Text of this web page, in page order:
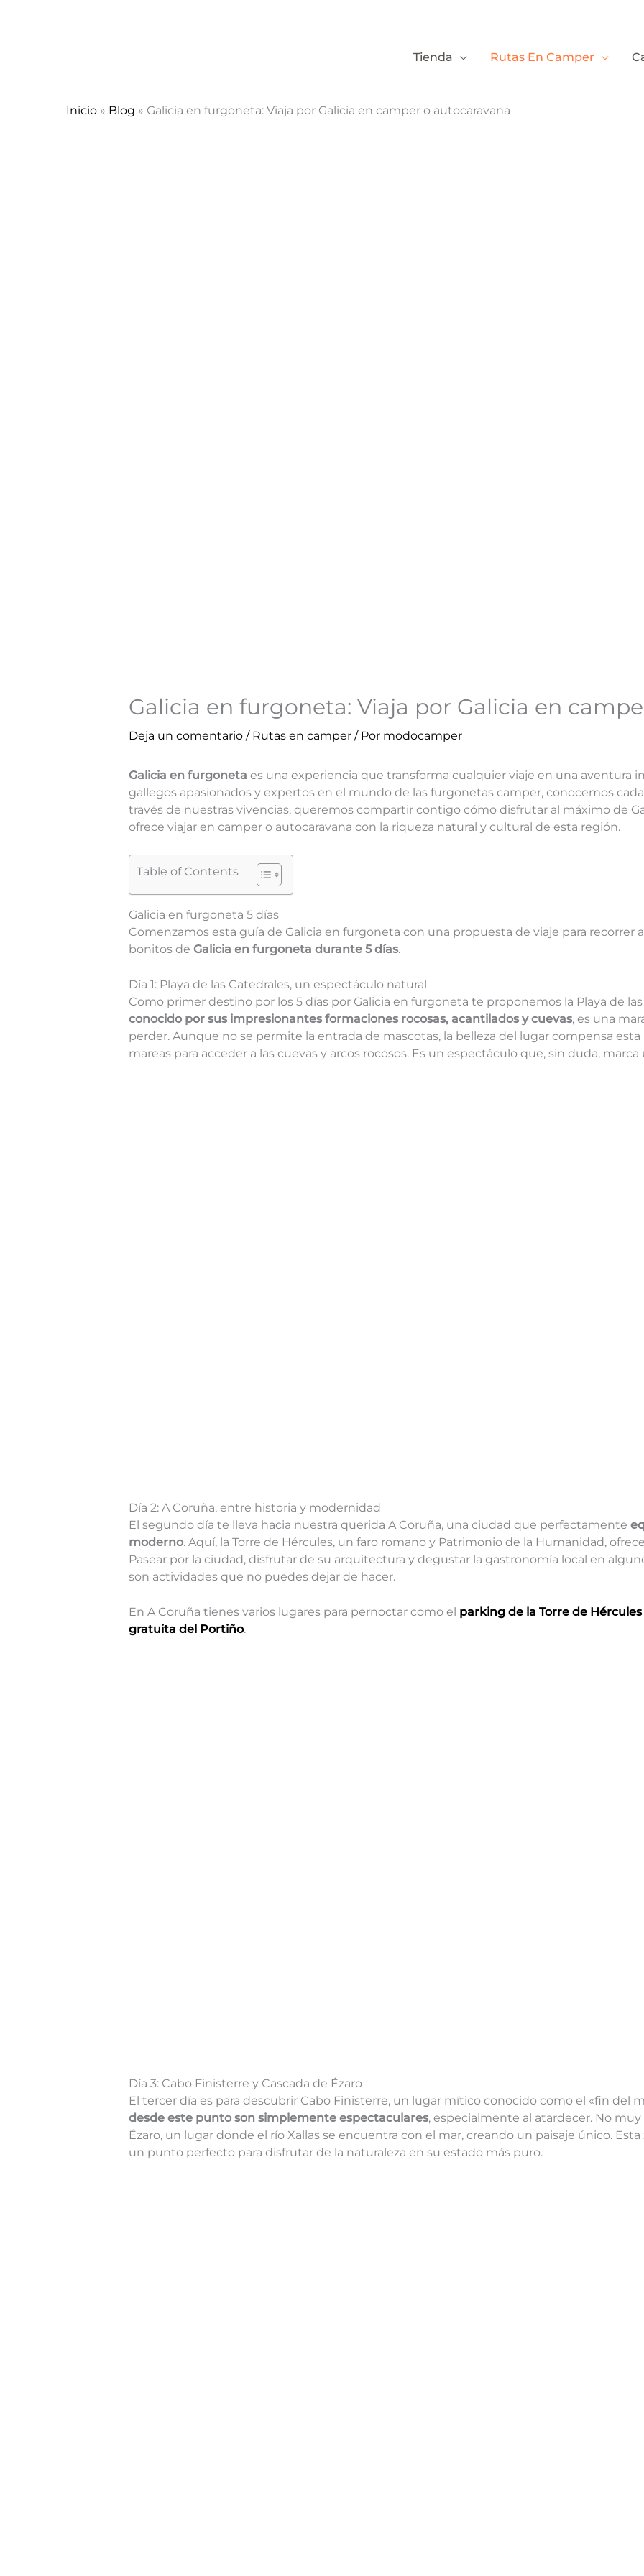
Tienda
Rutas En Camper
Inicio » Blog » Galicia en furgoneta: Viaja por Galicia en camper o autocaravana
Galicia en furgoneta: Viaja por Galicia en
Deja un comentario / Rutas en camper/ Por modocamper
Galicia en furgoneta es una experiencia que transforma cualquier viaje en una aventura
gallegos apasionados y expertos en el mundo de las furgonetas camper, conocemos
través de nuestras vivencias, queremos compartir contigo cómo disfrutar al máximo de
ofrece viajar en camper o autocaravana con la riqueza natural y cultural de esta región.
Table of Contents
Galicia en furgoneta 5 días
Comenzamos esta guía de Galicia en furgoneta con una propuesta de viaje para recorrer
bonitos de Galicia en furgoneta durante 5 días.
Día 1: Playa de las Catedrales, un espectáculo natural
Como primer destino por los 5 días por Galicia en furgoneta te proponemos la Playa de
conocido por sus impresionantes formaciones rocosas, acantilados y cuevas, es una
perder. Aunque no se permite la entrada de mascotas, la belleza del lugar compensa esta
mareas para acceder a las cuevas y arcos rocosos. Es un espectáculo que, sin duda,
Día 2: A Coruña, entre historia y modernidad
El segundo día te lleva hacia nuestra querida A Coruña, una ciudad que perfectamente
moderno. Aquí, la Torre de Hércules, un faro romano y Patrimonio de la Humanidad,
Pasear por la ciudad, disfrutar de su arquitectura y degustar la gastronomía local en
son actividades que no puedes dejar de hacer.
En A Coruña tienes varios lugares para pernoctar como el parking de la Torre de Hércules
gratuita del Portiño.
Día 3: Cabo Finisterre y Cascada de Ézaro
El tercer día es para descubrir Cabo Finisterre, un lugar mítico conocido como el «fin del
desde este punto son simplemente espectaculares, especialmente al atardecer. No muy
Ézaro, un lugar donde el río Xallas se encuentra con el mar, creando un paisaje único.
un punto perfecto para disfrutar de la naturaleza en su estado más puro.